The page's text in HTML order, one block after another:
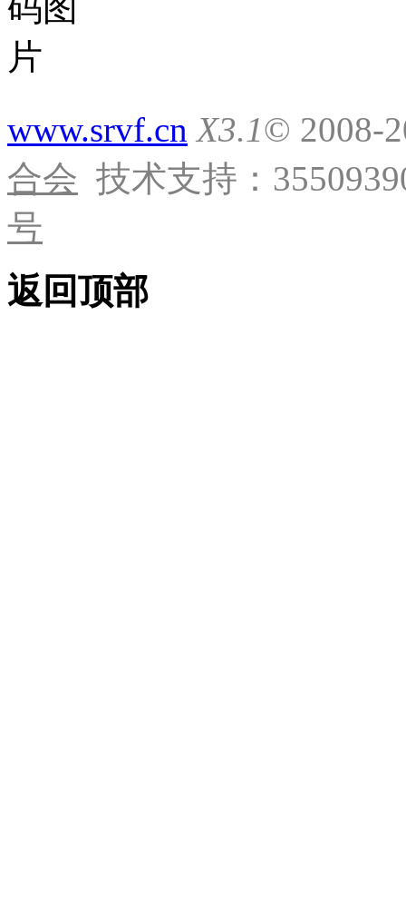
www.srvf.cn X3.1© 2008-
合会 技术支持：
号
返回顶部